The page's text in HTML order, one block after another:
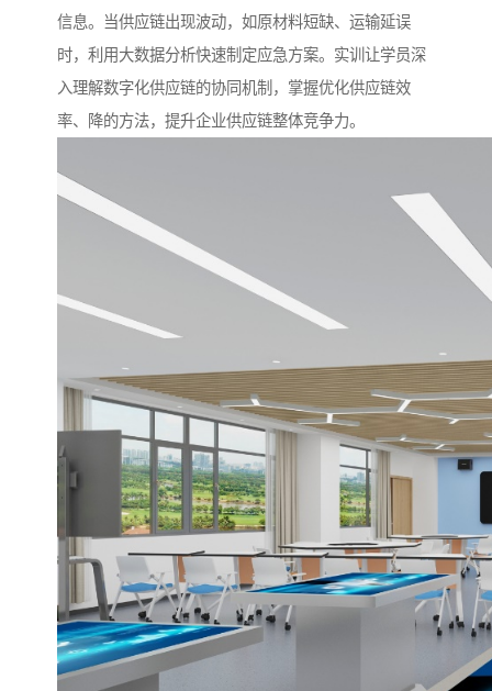
信息。当供应链出现波动，如原材料短缺、运输延误
时，利用大数据分析快速制定应急方案。实训让学员深
入理解数字化供应链的协同机制，掌握优化供应链效
率、降的方法，提升企业供应链整体竞争力。​